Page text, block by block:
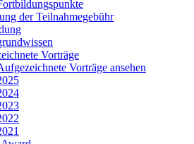
der Teilnahmegebühr
Vorträge
Vorträge ansehen